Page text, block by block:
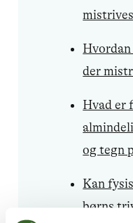
der
Hvad er
og tegn
Kan
børns